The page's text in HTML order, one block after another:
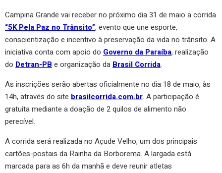
Campina Grande vai receber no próximo dia 31 de maio a corrida
“5K Pela Paz no Trânsito”, evento que une esporte,
conscientização e incentivo à preservação da vida no trânsito. A
iniciativa conta com apoio do Governo da Paraíba, realização
do Detran-PB e organização da Brasil Corrida.
As inscrições serão abertas oficialmente no dia 18 de maio, às
14h, através do site brasilcorrida.com.br. A participação é
gratuita mediante a doação de 2 quilos de alimento não
perecível.
A corrida será realizada no Açude Velho, um dos principais
cartões-postais da Rainha da Borborema. A largada está
marcada para as 6h da manhã e deve reunir atletas